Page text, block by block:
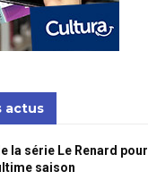
actus
la série Le Renard pour
saison